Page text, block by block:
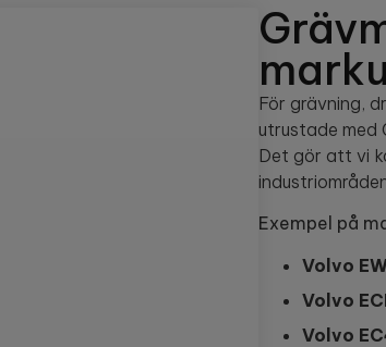
För grävning,
utrustade med
Det gör att vi
Exempel på
Volvo
Volvo
Volvo